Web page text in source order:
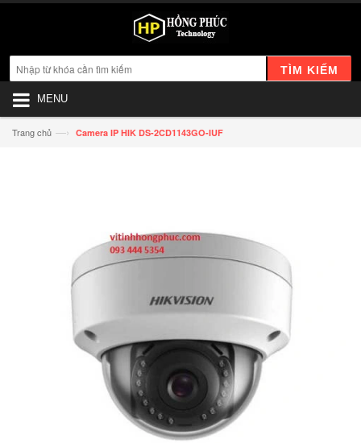
TÌM KIẾM
MENU
Trang chủ —› Camera IP HIK DS-2CD1143GO-IUF